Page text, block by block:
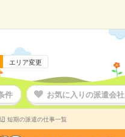
エリア変更
件 お気に入りの派遣会社
短期の派遣の仕事一覧